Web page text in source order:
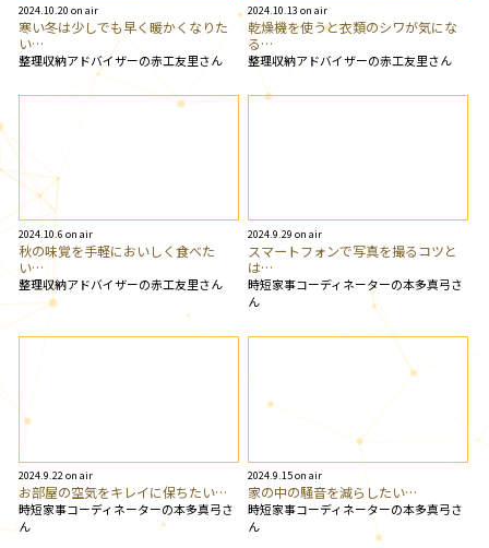
2024.10.20 on air
寒い冬は少しでも早く暖かくなりた
い…
整理収納アドバイザーの赤工友里さん
2024.10.13 on air
乾燥機を使うと衣類のシワが気にな
る…
整理収納アドバイザーの赤工友里さん
2024.10.6 on air
秋の味覚を手軽においしく食べた
い…
整理収納アドバイザーの赤工友里さん
2024.9.29 on air
スマートフォンで写真を撮るコツと
は…
時短家事コーディネーターの本多真弓さ
ん
2024.9.22 on air
お部屋の空気をキレイに保ちたい…
時短家事コーディネーターの本多真弓さ
ん
2024.9.15 on air
家の中の騒音を減らしたい…
時短家事コーディネーターの本多真弓さ
ん